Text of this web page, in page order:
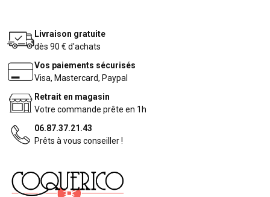
Livraison gratuite
dès 90 € d'achats
Vos paiements sécurisés
Visa, Mastercard, Paypal
Retrait en magasin
Votre commande prête en 1h
06.87.37.21.43
Prêts à vous conseiller !